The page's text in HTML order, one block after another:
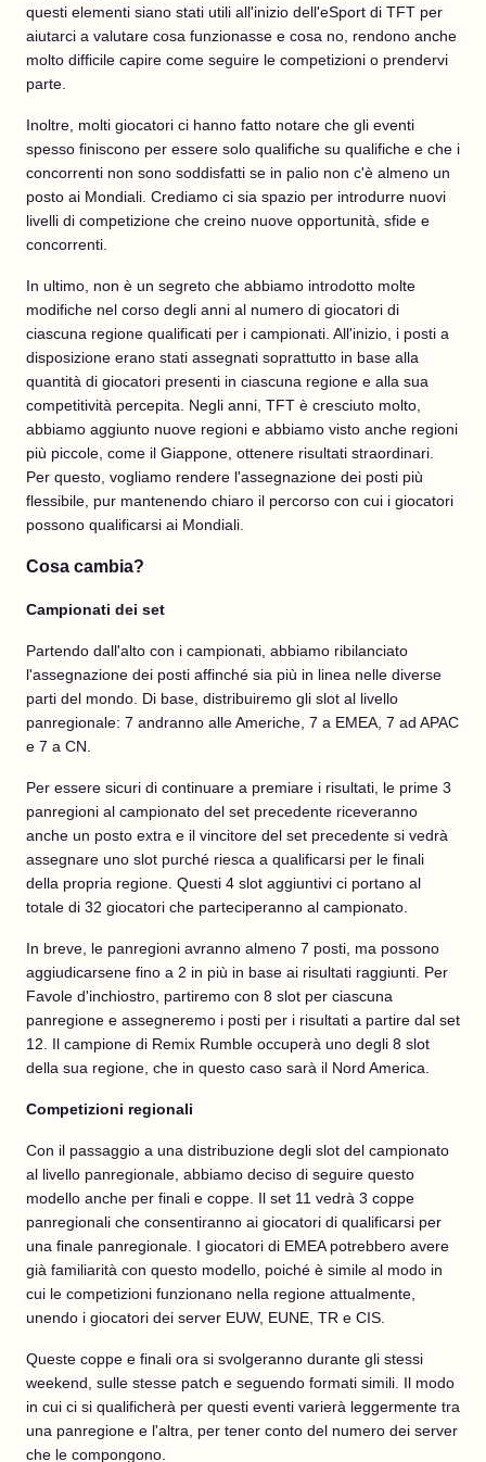
questi elementi siano stati utili all'inizio dell'eSport di TFT per
aiutarci a valutare cosa funzionasse e cosa no, rendono anche
molto difficile capire come seguire le competizioni o prendervi
parte.
Inoltre, molti giocatori ci hanno fatto notare che gli eventi
spesso finiscono per essere solo qualifiche su qualifiche e che i
concorrenti non sono soddisfatti se in palio non c'è almeno un
posto ai Mondiali. Crediamo ci sia spazio per introdurre nuovi
livelli di competizione che creino nuove opportunità, sfide e
concorrenti.
In ultimo, non è un segreto che abbiamo introdotto molte
modifiche nel corso degli anni al numero di giocatori di
ciascuna regione qualificati per i campionati. All'inizio, i posti a
disposizione erano stati assegnati soprattutto in base alla
quantità di giocatori presenti in ciascuna regione e alla sua
competitività percepita. Negli anni, TFT è cresciuto molto,
abbiamo aggiunto nuove regioni e abbiamo visto anche regioni
più piccole, come il Giappone, ottenere risultati straordinari.
Per questo, vogliamo rendere l'assegnazione dei posti più
flessibile, pur mantenendo chiaro il percorso con cui i giocatori
possono qualificarsi ai Mondiali.
Cosa cambia?
Campionati dei set
Partendo dall'alto con i campionati, abbiamo ribilanciato
l'assegnazione dei posti affinché sia più in linea nelle diverse
parti del mondo. Di base, distribuiremo gli slot al livello
panregionale: 7 andranno alle Americhe, 7 a EMEA, 7 ad APAC
e 7 a CN.
Per essere sicuri di continuare a premiare i risultati, le prime 3
panregioni al campionato del set precedente riceveranno
anche un posto extra e il vincitore del set precedente si vedrà
assegnare uno slot purché riesca a qualificarsi per le finali
della propria regione. Questi 4 slot aggiuntivi ci portano al
totale di 32 giocatori che parteciperanno al campionato.
In breve, le panregioni avranno almeno 7 posti, ma possono
aggiudicarsene fino a 2 in più in base ai risultati raggiunti. Per
Favole d'inchiostro, partiremo con 8 slot per ciascuna
panregione e assegneremo i posti per i risultati a partire dal set
12. Il campione di Remix Rumble occuperà uno degli 8 slot
della sua regione, che in questo caso sarà il Nord America.
Competizioni regionali
Con il passaggio a una distribuzione degli slot del campionato
al livello panregionale, abbiamo deciso di seguire questo
modello anche per finali e coppe. Il set 11 vedrà 3 coppe
panregionali che consentiranno ai giocatori di qualificarsi per
una finale panregionale. I giocatori di EMEA potrebbero avere
già familiarità con questo modello, poiché è simile al modo in
cui le competizioni funzionano nella regione attualmente,
unendo i giocatori dei server EUW, EUNE, TR e CIS.
Queste coppe e finali ora si svolgeranno durante gli stessi
weekend, sulle stesse patch e seguendo formati simili. Il modo
in cui ci si qualificherà per questi eventi varierà leggermente tra
una panregione e l'altra, per tener conto del numero dei server
che le compongono.